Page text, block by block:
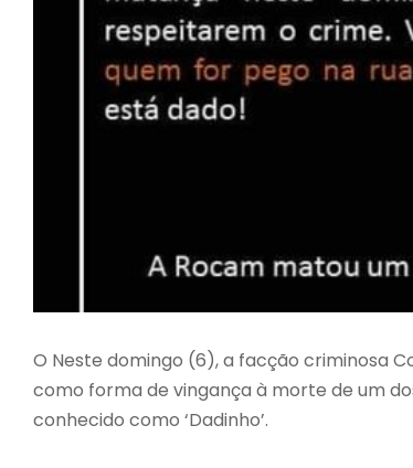
O Neste domingo (6), a facção criminosa
como forma de vingança à morte de um
conhecido como ‘Dadinho’.